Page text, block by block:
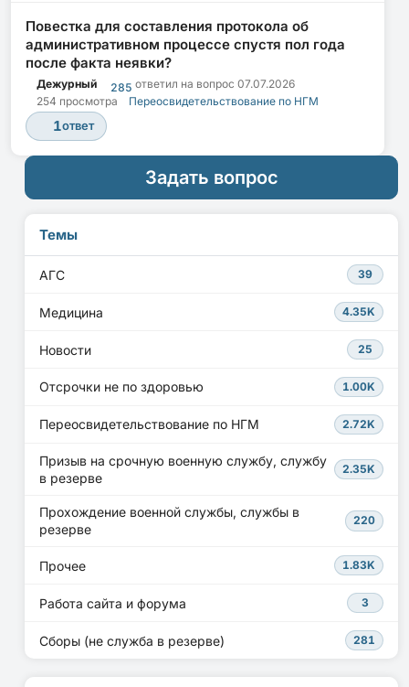
Повестка для составления протокола об
административном процессе спустя пол года
после факта неявки?
Дежурный 285 ответил на вопрос 07.07.2026
254 просмотра
Переосвидетельствование по НГМ
1ответ
Задать вопрос
Темы
АГС 39
Медицина 4.35K
Новости 25
Отсрочки не по здоровью 1.00K
Переосвидетельствование по НГМ 2.72K
Призыв на срочную военную службу, службу
в резерве
2.35K
Прохождение военной службы, службы в
резерве
220
Прочее 1.83K
Работа сайта и форума 3
Сборы (не служба в резерве) 281